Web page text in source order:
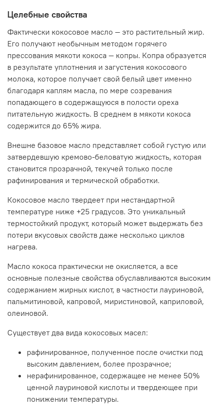
полная усваиваемость кожей. Масло увлажняет, питает
на очень жирной коже может способствовать
образованию комедонов. Масло кокоса – прекрасное
средство для массажа. Оно моментально делает кожу
образованию трещин на руках и пятках. Также маслом
можно снимать макияж, в том числе и вокруг глаз.
Кокосовое масло в жидком виде хорошо смешивается с
другими базовыми маслами, а также с косметическими
продуктами.
Метод получения:получают методом холодного
Температура плавления: 23-25 °C
Хранение: в сухом, прохладном месте, не допуская
попадания прямых солнечных лучей
Химический состав:
лауриновая кислота
миристиновая кислота
каприловая кислота
олеиновая кислота
каприновая кислота
капровая кислота
Целебные свойства
Фактически кокосовое масло — это растительный жир.
Его получают необычным методом горячего
прессования мякоти кокоса — копры. Копра образуется
в результате уплотнения и загустения кокосового
молока, которое получает свой белый цвет именно
благодаря каплям масла, по мере созревания
попадающего в содержащуюся в полости ореха
питательную жидкость. В среднем в мякоти кокоса
содержится до 65% жира.
Внешне базовое масло представляет собой густую или
затвердевшую кремово-беловатую жидкость, которая
становится прозрачной, текучей только после
рафинирования и термической обработки.
Кокосовое масло твердеет при нестандартной
температуре ниже +25 градусов. Это уникальный
термостойкий продукт, который может выдержать без
потери вкусовых свойств даже несколько циклов
нагрева.
Масло кокоса практически не окисляется, а все
основные полезные свойства обуславливаются высоким
содержанием жирных кислот, в частности лауриновой,
пальмитиновой, капровой, миристиновой, каприловой,
олеиновой.
Существует два вида кокосовых масел:
рафинированное, полученное после очистки под
высоким давлением, более прозрачное;
нерафинированное, содержащее не менее 50%
ценной лауриновой кислоты и твердеющее при
понижении температуры.